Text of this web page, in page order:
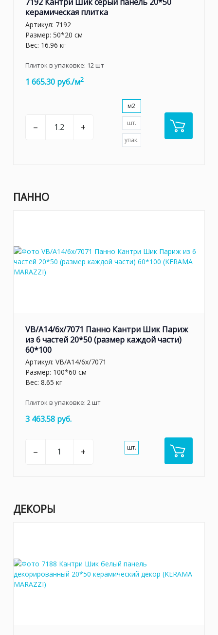
керамическая плитка
Артикул: 7192
Размер: 50*20 см
Вес: 16.96 кг
Плиток в упаковке: 12шт
1 665.30 руб./м2
– +
м2
шт.
упак.
ПАННО
VB/A14/6x/7071 Панно Кантри Шик Париж
из 6 частей 20*50 (размер каждой части)
60*100
Артикул: VB/A14/6x/7071
Размер: 100*60 см
Вес: 8.65 кг
Плиток в упаковке: 2шт
3 463.58 руб.
– + шт.
ДЕКОРЫ